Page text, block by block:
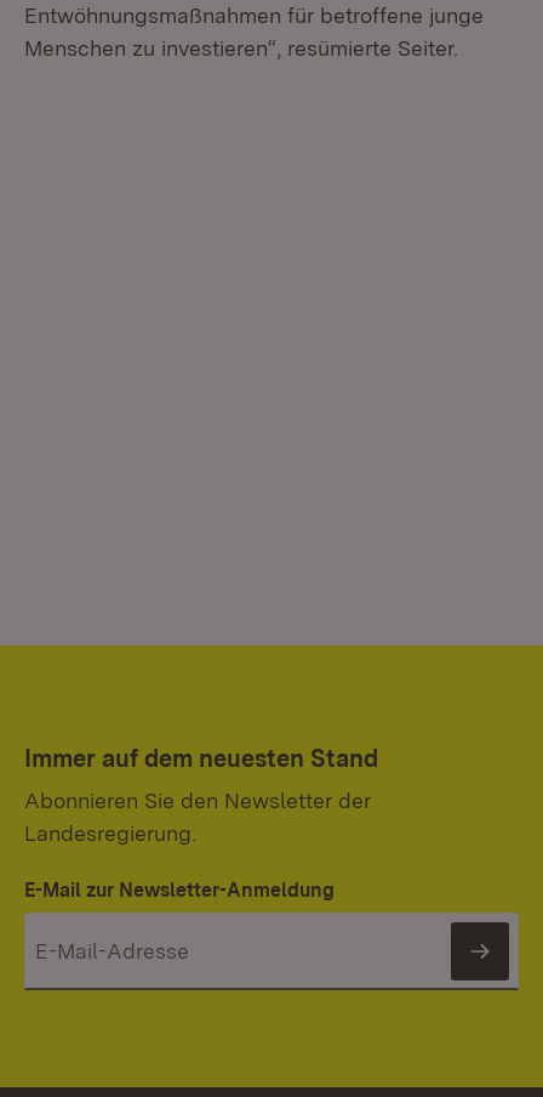
Entwöhnungsmaßnahmen für betroffene junge
Menschen zu investieren“, resümierte Seiter.
Immer auf dem neuesten Stand
Abonnieren Sie den Newsletter der
Landesregierung.
E-Mail zur Newsletter-Anmeldung